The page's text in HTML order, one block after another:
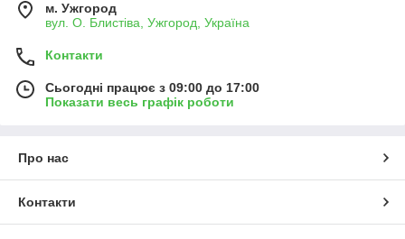
м. Ужгород
вул. О. Блистіва, Ужгород, Україна
Контакти
Сьогодні працює з 09:00 до 17:00
Показати весь графік роботи
Про нас
Контакти